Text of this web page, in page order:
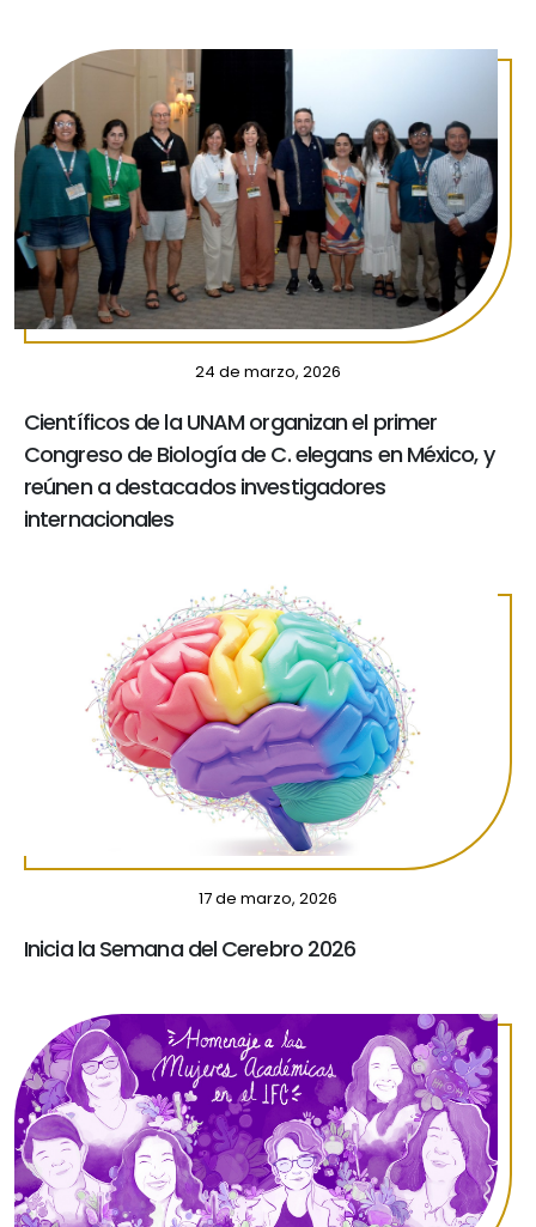
24 de marzo, 2026
Científicos de la UNAM organizan el primer
Congreso de Biología de C. elegans en México, y
reúnen a destacados investigadores
internacionales
17 de marzo, 2026
Inicia la Semana del Cerebro 2026